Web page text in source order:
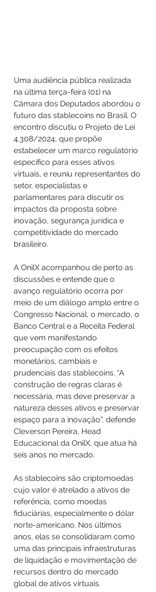
Uma audiência pública realizada
na última terça-feira (01) na
Câmara dos Deputados abordou o
futuro das stablecoins no Brasil. O
encontro discutiu o Projeto de Lei
4.308/2024, que propõe
estabelecer um marco regulatório
específico para esses ativos
virtuais, e reuniu representantes do
setor, especialistas e
parlamentares para discutir os
impactos da proposta sobre
inovação, segurança jurídica e
competitividade do mercado
brasileiro.
A OnilX acompanhou de perto as
discussões e entende que o
avanço regulatório ocorra por
meio de um diálogo amplo entre o
Congresso Nacional, o mercado, o
Banco Central e a Receita Federal
que vem manifestando
preocupação com os efeitos
monetários, cambiais e
prudenciais das stablecoins. “A
construção de regras claras é
necessária, mas deve preservar a
natureza desses ativos e preservar
espaço para a inovação”, defende
Cleverson Pereira, Head
Educacional da OnilX, que atua há
seis anos no mercado.
As stablecoins são criptomoedas
cujo valor é atrelado a ativos de
referência, como moedas
fiduciárias, especialmente o dólar
norte-americano. Nos últimos
anos, elas se consolidaram como
uma das principais infraestruturas
de liquidação e movimentação de
recursos dentro do mercado
global de ativos virtuais.